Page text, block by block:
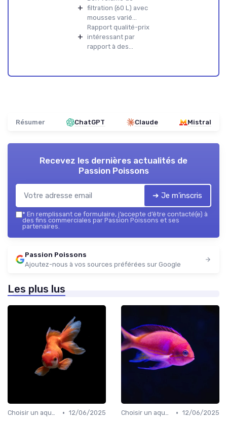
+ filtration (60 L) avec
mousses varié...
+
Rapport qualité-prix
intéressant par
rapport à des...
Résumer ChatGPT Claude Mistral
Recevez les dernières actualités de
Passion Poissons
➔ Je m'inscris
* En remplissant ce formulaire, j’accepte d’être contacté(e) à
des fins commerciales par Passion Poissons et ses
partenaires.
Passion Poissons
Ajoutez-nous à vos sources préférées sur Google
Les plus lus
Choisir un aquarium • 12/06/2025
Choisir un aquarium • 12/06/2025